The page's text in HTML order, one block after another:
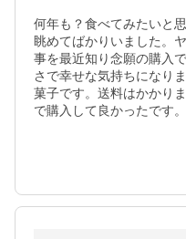
何年も？食べてみたいと
眺めてばかりいました。
事を最近知り念願の購入
さで幸せな気持ちになり
菓子です。送料はかかり
で購入して良かったです。